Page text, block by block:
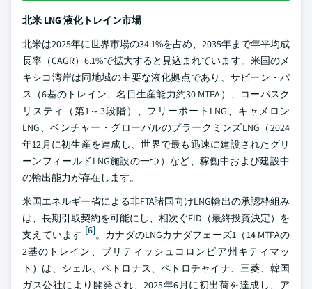
北米 LNG 液化トレイン市場
北米は2025年に世界市場の34.1%を占め、2035年まで年平均成
長率（CAGR）6.1%で拡大すると見込まれています。米国のメ
キシコ湾岸は同地域の主要な液化拠点であり、サビーン・パ
ス（6基のトレイン、名目生産能力約30 MTPA）、コーパスク
リスティ（第1～3段階）、フリーポートLNG、キャメロン
LNG、ベンチャー・グローバルのプラークミンズLNG（2024
年12月に初生産を達成し、世界で最も迅速に建設されたグリ
ーンフィールドLNG施設の一つ）など、稼働中および建設中
の輸出能力が存在します。
米国エネルギー省による非FTA諸国向けLNG輸出の承認枠組み
は、長期引取契約を可能にし、相次ぐFID（最終投資決定）を
支えています [6]。カナダのLNGカナダフェーズ1（14 MTPAの
2基のトレイン、ブリティッシュコロンビア州キティマッ
ト）は、シェル、ペトロナス、ペトロチャイナ、三菱、韓国
ガス公社により開発され、2025年6月に初出荷を達成し、ア